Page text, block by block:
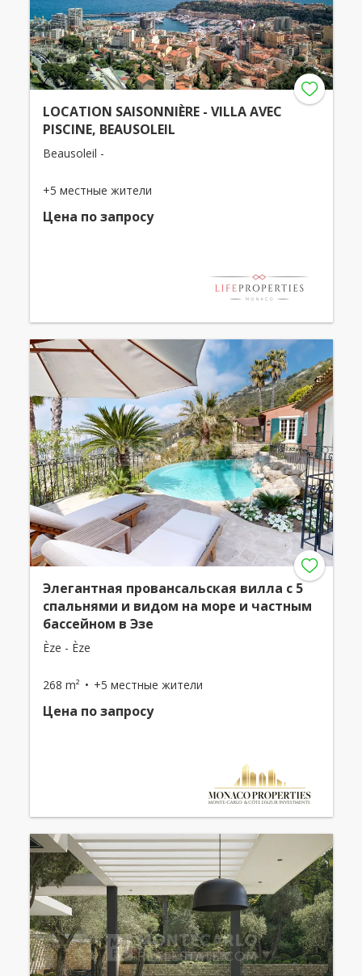
LOCATION SAISONNIÈRE - VILLA AVEC
PISCINE, BEAUSOLEIL
Beausoleil -
+5 местные жители
Цена по запросу
Элегантная провансальская вилла с 5
спальнями и видом на море и частным
бассейном в Эзе
Èze - Èze
268 m² +5 местные жители
Цена по запросу